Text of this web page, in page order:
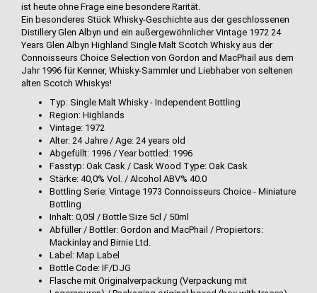
ist heute ohne Frage eine besondere Rarität.
Ein besonderes Stück Whisky-Geschichte aus der geschlossenen
Distillery Glen Albyn und ein außergewöhnlicher Vintage 1972 24
Years Glen Albyn Highland Single Malt Scotch Whisky aus der
Connoisseurs Choice Selection von Gordon and MacPhail aus dem
Jahr 1996 für Kenner, Whisky-Sammler und Liebhaber von seltenen
alten Scotch Whiskys!
Typ: Single Malt Whisky - Independent Bottling
Region: Highlands
Vintage: 1972
Alter: 24 Jahre / Age: 24 years old
Abgefüllt: 1996 / Year bottled: 1996
Fasstyp: Oak Cask / Cask Wood Type: Oak Cask
Stärke: 40,0% Vol. / Alcohol ABV% 40.0
Bottling Serie: Vintage 1973 Connoisseurs Choice - Miniature
Bottling
Inhalt: 0,05l / Bottle Size 5cl / 50ml
Abfüller / Bottler: Gordon and MacPhail / Propiertors:
Mackinlay and Birnie Ltd.
Label: Map Label
Bottle Code: IF/DJG
Flasche mit Originalverpackung (Verpackung mit